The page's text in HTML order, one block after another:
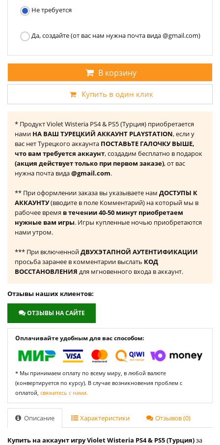
Не требуется
Да, создайте (от вас нам нужна почта вида @gmail.com)
В корзину
Купить в один клик
* Продукт Violet Wisteria PS4 & PS5 (Турция) приобретается
нами НА ВАШ ТУРЕЦКИЙ АККАУНТ PLAYSTATION, если у
вас нет Турецкого аккаунта ПОСТАВЬТЕ ГАЛОЧКУ ВЫШЕ,
что вам требуется аккаунт, создадим бесплатно в подарок
(акция действует только при первом заказе), от вас
нужна почта вида@gmail.com.
** При оформлении заказа вы указываете нам ДОСТУПЫ К
АККАУНТУ(вводите в поле Комментарий) на который мы в
рабочее время в течении 40-50 минут приобретаем
нужные вам игры. Игры купленные ночью приобретаются
нами утром.
*** При включеннойДВУХЭТАПНОЙ АУТЕНТИФИКАЦИИ
просьба заранее в комментарии выслать КОД
ВОССТАНОВЛЕНИЯ для мгновенного входа в аккаунт.
Отзывы наших клиентов:
ОТЗЫВЫ НА САЙТЕ
Оплачивайте удобным для вас способом:
* Мы принимаем оплату по всему миру, в любой валюте
(конвертируется по курсу). В случае возникновения проблем с
оплатой, свяжитесь с нами.
Описание Характеристики Отзывов (0)
Купить на аккаунт игру Violet Wisteria PS4 & PS5 (Турция)за